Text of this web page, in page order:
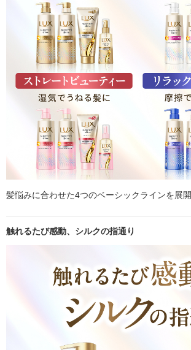
髪悩みに合わせた4つのベーシックラインを展開
触れるたび感動、シルクの指通り